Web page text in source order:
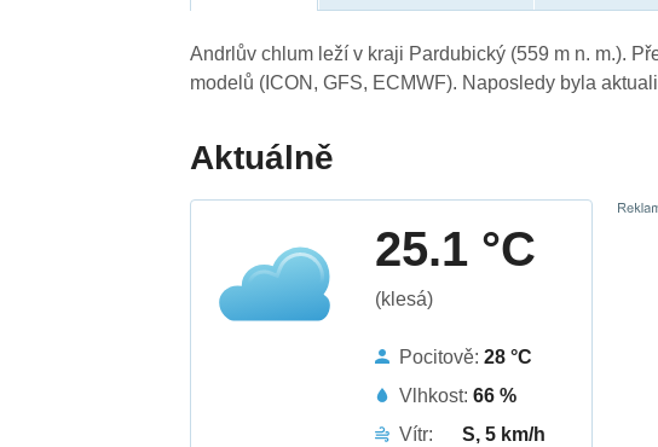
Andrlův chlum leží v kraji Pardubický (559 m n. m.).
modelů (ICON, GFS, ECMWF). Naposledy byla
Aktuálně
25.1 °C
(klesá)
Pocitově:28 °C
Vlhkost:66 %
Vítr:
S, 5 km/h